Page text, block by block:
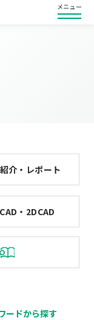
メニュー
介・レポート
・2DCAD
ードから探す